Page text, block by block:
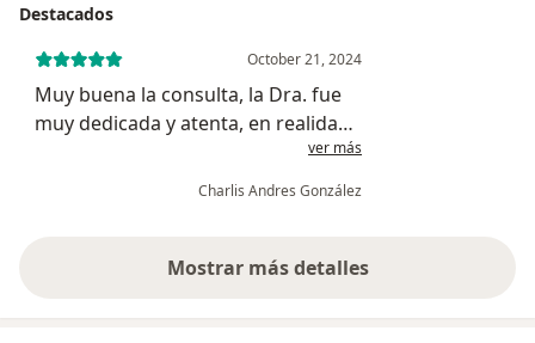
Destacados
October 21, 2024
Muy buena la consulta, la Dra. fue
muy dedicada y atenta, en realidad
me gustó mucho poder estar en la
consulta y poder expresar de la
ver más
Charlis Andres González
Mostrar más detalles
sobre la experiencia